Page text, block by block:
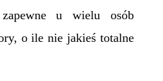
u wielu osób
o ile nie jakieś totalne